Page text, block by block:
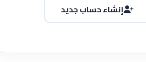
إنشاء حساب جديد